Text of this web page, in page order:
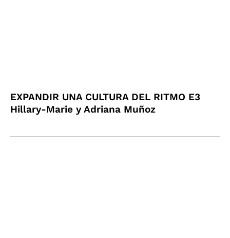
EXPANDIR UNA CULTURA DEL RITMO E3
Hillary-Marie y Adriana Muñoz